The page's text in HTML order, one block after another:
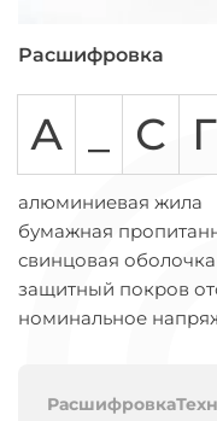
Расшифровка
А С Г
алюминиевая жила
бумажная
свинцовая оболочка
защитный покров
номинальное
Расшифровка